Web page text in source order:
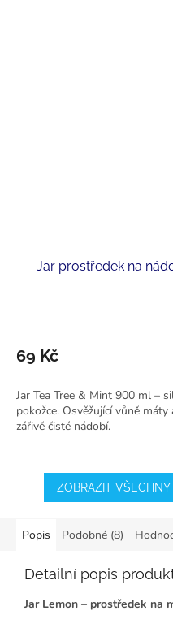
Jar prostředek na
69 Kč
Jar Tea Tree & Mint 900 ml –
pokožce. Osvěžující vůně
zářivě čisté nádobí.
ZOBRAZIT
Popis Podobné (8)
Detailní popis
Jar Lemon – prostředek na